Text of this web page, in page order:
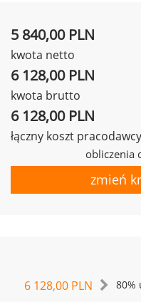
5 840,00 PLN
kwota netto
6 128,00 PLN
kwota brutto
6 128,00 PLN
łączny koszt pracodawcy
obliczenia
zmień
6 128,00 PLN 80%